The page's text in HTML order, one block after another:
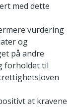
med dette
vurdering
og
på andre
forholdet til
at kravene